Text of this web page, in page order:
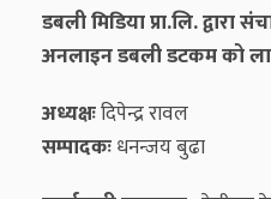
डबली मिडिया प्रा.लि. द्वारा
अनलाइन डबली डटकम को
अध्यक्षःदिपेन्द्र रावल
सम्पादकःधनन्‍जय बुढा